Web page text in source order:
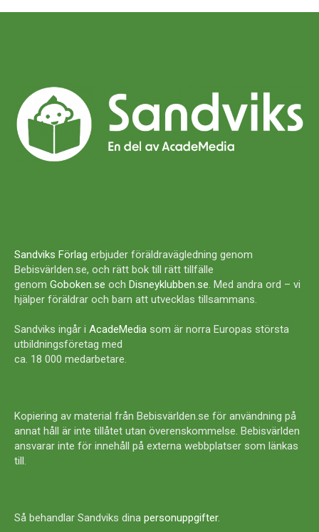
Sandviks Förlag erbjuder föräldravägledning genom
Bebisvärlden.se, och rätt bok till rätt tillfälle
genom Goboken.se och Disneyklubben.se. Med andra ord – vi
hjälper föräldrar och barn att utvecklas tillsammans.
Sandviks ingår i AcadeMedia som är norra Europas största
utbildningsföretag med
ca. 18 000 medarbetare.
Kopiering av material från Bebisvärlden.se för användning på
annat håll är inte tillåtet utan överenskommelse. Bebisvärlden
ansvarar inte för innehåll på externa webbplatser som länkas
till.
Så behandlar Sandviks dina personuppgifter.